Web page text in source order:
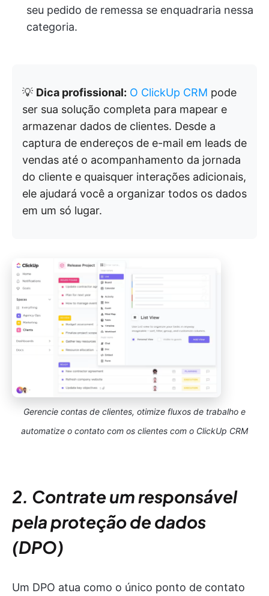
seu pedido de remessa se enquadraria nessa
categoria.
💡 Dica profissional: O ClickUp CRM pode
ser sua solução completa para mapear e
armazenar dados de clientes. Desde a
captura de endereços de e-mail em leads de
vendas até o acompanhamento da jornada
do cliente e quaisquer interações adicionais,
ele ajudará você a organizar todos os dados
em um só lugar.
Gerencie contas de clientes, otimize fluxos de trabalho e
automatize o contato com os clientes com o ClickUp CRM
2. Contrate um responsável
pela proteção de dados
(DPO)
Um DPO atua como o único ponto de contato